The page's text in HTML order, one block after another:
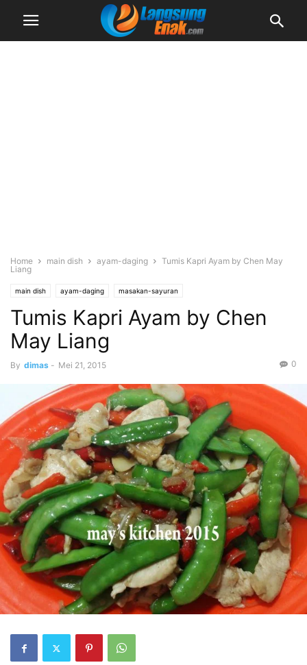
Home main dish ayam-daging
Tumis Kapri Ayam by Chen May
Liang
main dish ayam-daging masakan-sayuran
Tumis Kapri Ayam by Chen
May Liang
By dimas - Mei 21, 2015 0